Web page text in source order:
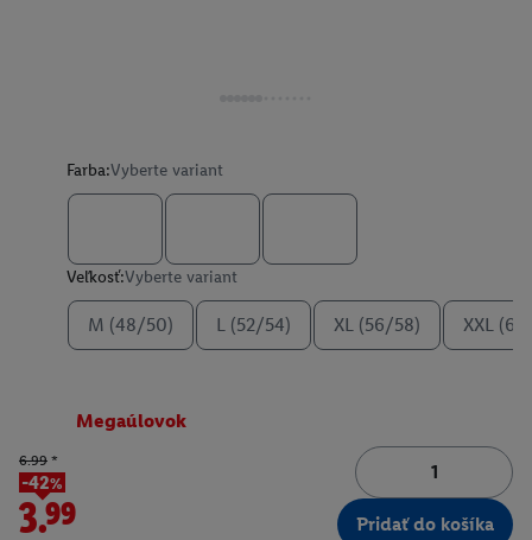
Farba:Vyberte variant
Veľkosť:Vyberte variant
M (48/50) L (52/54) XL (56/58) XXL
Megaúlovok
6.99 *
-42%
3.99 Pridať do košíka